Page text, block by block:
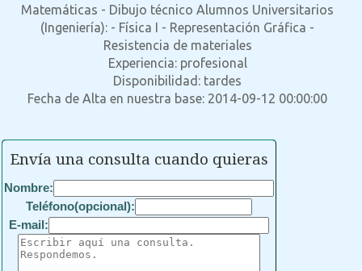
Matemáticas - Dibujo técnico Alumnos Universitarios
(Ingeniería): - Física I - Representación Gráfica -
Resistencia de materiales
Experiencia: profesional
Disponibilidad: tardes
Fecha de Alta en nuestra base: 2014-09-12 00:00:00
Envía una consulta cuando quieras
Nombre:
Teléfono(opcional):
E-mail: